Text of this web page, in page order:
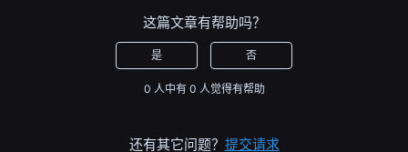
这篇文章有帮助吗？
是 否
0 人中有 0 人觉得有帮助
还有其它问题？ 提交请求